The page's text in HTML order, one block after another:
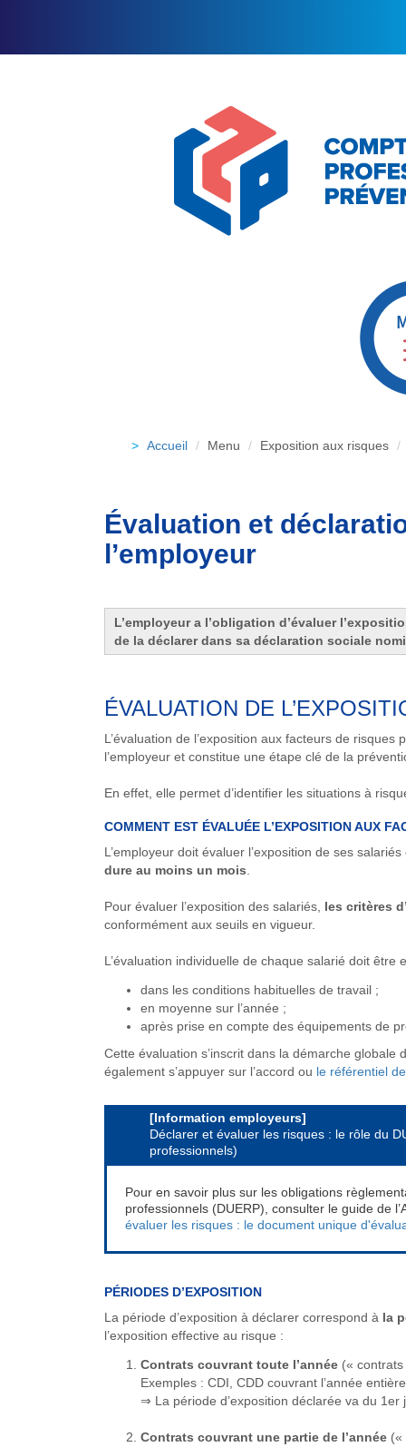
Accueil Menu Exposition aux risques
Évaluation et
l’employeur
L’employeur a l’obligation d’évaluer
de la déclarer dans sa déclaration sociale
ÉVALUATION DE
L’évaluation de l’exposition aux facteurs de
l’employeur et constitue une étape clé de la
En effet, elle permet d’identifier les situations à
COMMENT EST ÉVALUÉE L’EXPOSITION AUX
L’employeur doit évaluer l’exposition de ses salariés
dure au moins un mois
Pour évaluer l’exposition des salariés, les critères
conformément aux seuils en vigueur.
L’évaluation individuelle de chaque salarié doit être
dans les conditions habituelles de travail ;
en moyenne sur l’année ;
après prise en compte des équipements de
Cette évaluation s’inscrit dans la démarche globale
également s’appuyer sur l’accord ou le référentiel
[Information employeurs]
Déclarer et évaluer les risques : le rôle du
professionnels)
Pour en savoir plus sur les obligations
professionnels (DUERP), consulter le guide de
évaluer les risques : le document unique
PÉRIODES D’EXPOSITION
La période d’exposition à déclarer correspond à la
l’exposition effective au risque :
Contrats couvrant toute l’année («
Exemples : CDI, CDD couvrant l’année
⇒ La période d’exposition déclarée va du 1er
Contrats couvrant une partie de l’année («